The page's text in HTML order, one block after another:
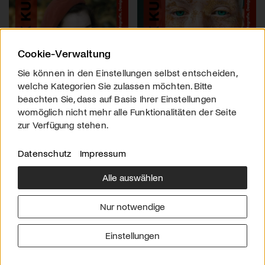
Über uns
Downloads
Werben
Impressum
Cookie-Verwaltung
Sie können in den Einstellungen selbst entscheiden,
welche Kategorien Sie zulassen möchten. Bitte
beachten Sie, dass auf Basis Ihrer Einstellungen
womöglich nicht mehr alle Funktionalitäten der Seite
zur Verfügung stehen.
Datenschutz Impressum
Alle auswählen
Nur notwendige
Einstellungen